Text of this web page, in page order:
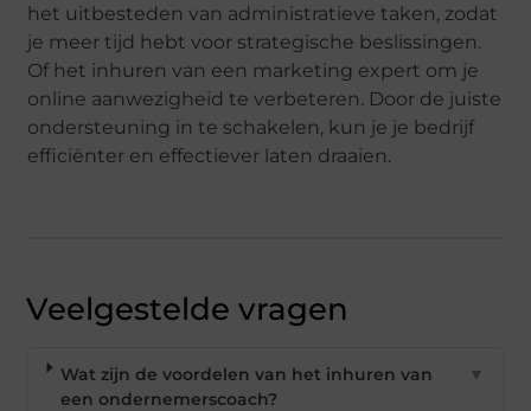
het uitbesteden van administratieve taken, zodat
je meer tijd hebt voor strategische beslissingen.
Of het inhuren van een marketing expert om je
online aanwezigheid te verbeteren. Door de juiste
ondersteuning in te schakelen, kun je je bedrijf
efficiënter en effectiever laten draaien.
Veelgestelde vragen
Wat zijn de voordelen van het inhuren van
een ondernemerscoach?
▼